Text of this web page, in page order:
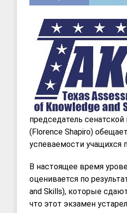
председатель
(Florence Shapiro)
успеваемости учащихся
В настоящее время
оценивается по
and Skills), которые
что этот экзамен